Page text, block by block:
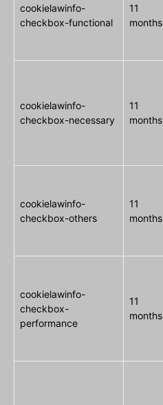
cookielawinfo-
checkbox-functional
11
months
cookielawinfo-
checkbox-necessary
11
months
cookielawinfo-
checkbox-others
11
months
cookielawinfo-
checkbox-
performance
11
months